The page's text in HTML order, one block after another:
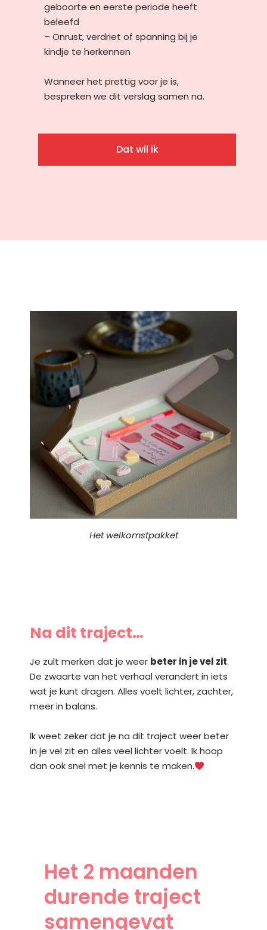
geboorte en eerste periode heeft
beleefd
– Onrust, verdriet of spanning bij je
kindje te herkennen
Wanneer het prettig voor je is,
bespreken we dit verslag samen na.
Dat wil ik
Het welkomstpakket
Na dit traject…
Je zult merken dat je weer beter in je vel zit.
De zwaarte van het verhaal verandert in iets
wat je kunt dragen. Alles voelt lichter, zachter,
meer in balans.
Ik weet zeker dat je na dit traject weer beter
in je vel zit en alles veel lichter voelt. Ik hoop
dan ook snel met je kennis te maken.
Het 2 maanden
durende traject
samengevat